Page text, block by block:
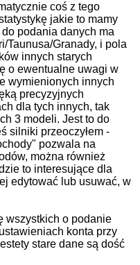
coś z tego
jakie to mamy
podania danych ma
Taunusa/Granady, i pola
innych starych
o ewentualne uwagi w
wymienionych innych
precyzyjnych
dla tych innych, tak
3 modeli. Jest to do
silniki przeoczyłem -
pozwala na
można również
to interesujące dla
edytować lub usuwać, w
wszystkich o podanie
konta przy
stare dane są dość